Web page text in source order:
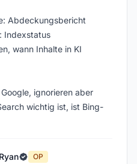
Abdeckungsbericht
Indexstatus
wann Inhalte in KI
ignorieren aber
wichtig ist, ist Bing-
OP